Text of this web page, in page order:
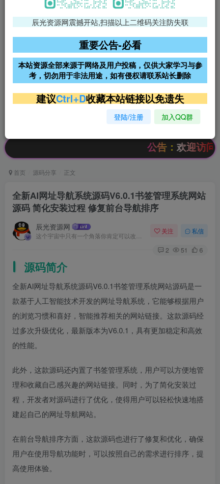
免费领支付宝红包
腾讯轻量4核4G3M服务器38元/
阿里云2核2G200M服务器68元/
年
雨云高防免备案服务器
超低价文字广告位招租 超低价文字广告位招租
超低价文字广告位招租
公告：欢迎访问辰光资
首页 源码分享 正文
全新AI网址导航系统源码V6.0.1书签管理系统网站
源码 简化安装过程 修复前台导航排序
辰光资源网 关注 私信
2 51 6
源码简介
全新AI网址导航系统源码V6.0.1书签管理系统网站源码是一
款基于人工智能技术开发的网址导航系统，它能够根据用户
的浏览习惯和喜好，智能推荐相关的网站链接。这款源码经
过多次升级优化，最新版本为V6.0.1，具有更加稳定和高效
的性能。
此外，这款源码还内置了书签管理系统，用户可以方便地管
理和收藏自己感兴趣的网站链接。同时，为了简化安装过
程，开发者对源码进行了优化，使得用户可以轻松快速地搭
建起自己的网址导航网站。
在前台导航排序方面，这款源码也进行了修复和优化，确保
用户在使用导航功能时，可以按照自己的需求进行排序，提
高使用体验。
辰光资源网震撼开站,扫描以上二维码关注防失联
重要公告-必看
本站资源全部来源于网络及用户投稿，仅供大家学习与参
考，切勿用于非法用途，如有侵权请联系站长删除
建议Ctrl+D收藏本站链接以免遗失
登陆/注册 加入QQ群